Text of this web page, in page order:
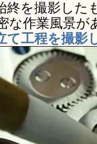
終を撮影した
な作業風景が
て工程を撮影